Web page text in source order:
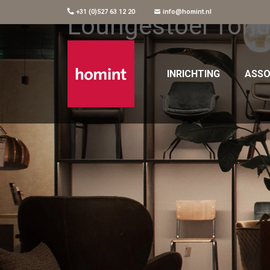
+31 (0)527 63 12 20 info@homint.nl
INRICHTING
Loungestoel